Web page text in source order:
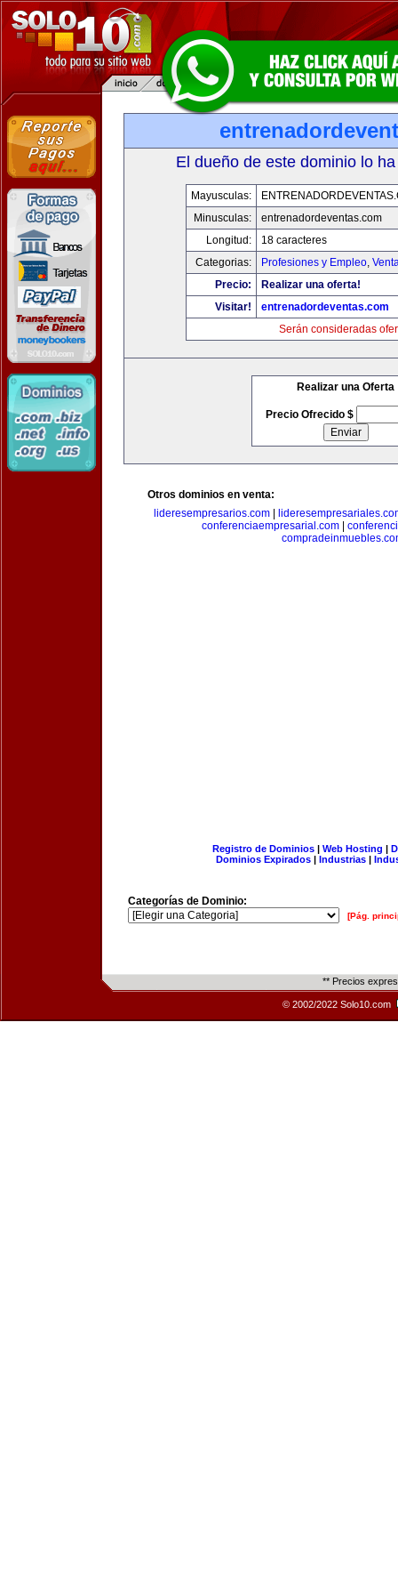
El dueño de este dominio lo
Mayusculas:
Minusculas:
entrenadordeventas.com
Longitud:
18 caracteres
Categorias:
Profesiones y Empleo,
Precio:
Realizar una oferta!
Visitar!
entrenadordeventas.com
Serán consideradas
Realizar una Oferta
Precio Ofrecido $
Otros dominios en venta:
lideresempresarios.com
conferenciaempresarial.com
Registro de Dominios| Web Hosting |
Dominios Expirados | Industrias |
Categorías de Dominio:
[Pág.
** Precios
© 2002/2022 Solo10.com